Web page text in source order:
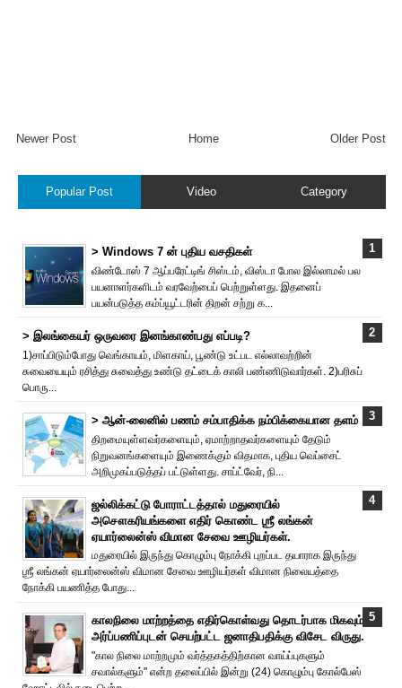
Newer Post Older Post
Home
Popular Post Video Category
> Windows 7 ன் புதிய வசதிகள்
விண்டோஸ் 7 ஆப்பரேட்டிங் சிஸ்டம், விஸ்டா போல இல்லாமல் பல
பயனாளர்களிடம் வரவேற்பைப் பெற்றுள்ளது. இதனைப்
பயன்படுத்த கம்ப்யூட்டரின் திறன் சற்று க...
> இலங்கையர் ஒருவரை இனங்காண்பது எப்படி?
1)சாப்பிடும்போது வெங்காயம், மிளகாய், பூண்டு உட்பட எல்லாவற்றின்
சுவையையும் ரசித்து சுவைத்து உண்டு தட்டைக் காலி பண்ணிடுவார்கள். 2)பரிசுப்
பொரு...
> ஆன்-லைனில் பணம் சம்பாதிக்க நம்பிக்கையான தளம்
திறமையுள்ளவர்களையும், ஏமாற்றாதவர்களையும் தேடும்
நிறுவனங்களையும் இணைக்கும் விதமாக, புதிய வெப்சைட்
அறிமுகப்படுத்தப் பட்டுள்ளது. சாப்ட்வேர், நி...
ஜல்லிக்கட்டு போராட்டத்தால் மதுரையில்
அசௌகரியங்களை எதிர் கொண்ட ஶ்ரீ லங்கன்
ஏயார்லைன்ஸ் விமான சேவை ஊழியர்கள்.
மதுரையில் இருந்து கொழும்பு நோக்கி புறப்பட தயாராக இருந்து
ஶ்ரீ லங்கன் ஏயார்லைன்ஸ் விமான சேவை ஊழியர்கள் விமான நிலையத்தை
நோக்கி பயணித்த போது...
காலநிலை மாற்றத்தை எதிர்கொள்வது தொடர்பாக மிகவும்
அர்ப்பணிப்புடன் செயற்பட்ட ஜனாதிபதிக்கு விசேட விருது.
"கால நிலை மாற்றமும் வர்த்தகத்திற்கான வாய்ப்புகளும்
சவால்களும்" என்ற தலைப்பில் இன்று (24) கொழும்பு கோல்பேஸ்